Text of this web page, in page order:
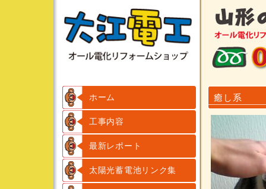
ホーム
工事内容
最新レポート
太陽光蓄電池リンク集
癒し系